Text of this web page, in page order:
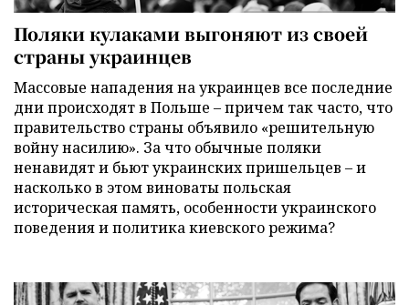
Поляки кулаками выгоняют из своей
страны украинцев
Массовые нападения на украинцев все последние
дни происходят в Польше – причем так часто, что
правительство страны объявило «решительную
войну насилию». За что обычные поляки
ненавидят и бьют украинских пришельцев – и
насколько в этом виноваты польская
историческая память, особенности украинского
поведения и политика киевского режима?